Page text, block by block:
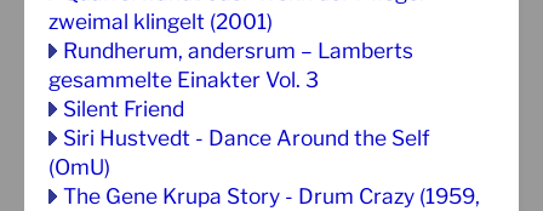
zweimal klingelt (2001)
Rundherum, andersrum – Lamberts
gesammelte Einakter Vol. 3
Silent Friend
Siri Hustvedt - Dance Around the Self
(OmU)
The Gene Krupa Story - Drum Crazy (1959,